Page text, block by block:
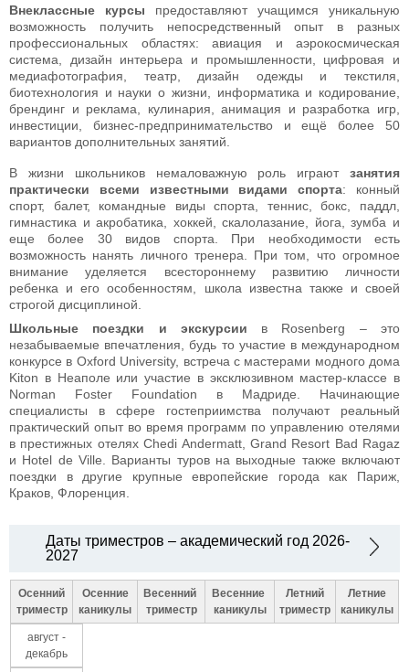
Внеклассные курсы предоставляют учащимся уникальную
возможность получить непосредственный опыт в разных
профессиональных областях: авиация и аэрокосмическая
система, дизайн интерьера и промышленности, цифровая и
медиафотография, театр, дизайн одежды и текстиля,
биотехнология и науки о жизни, информатика и кодирование,
брендинг и реклама, кулинария, анимация и разработка игр,
инвестиции, бизнес-предпринимательство и ещё более 50
вариантов дополнительных занятий.
В жизни школьников немаловажную роль играют занятия
практически всеми известными видами спорта: конный
спорт, балет, командные виды спорта, теннис, бокс, паддл,
гимнастика и акробатика, хоккей, скалолазание, йога, зумба и
еще более 30 видов спорта. При необходимости есть
возможность нанять личного тренера. При том, что огромное
внимание уделяется всестороннему развитию личности
ребенка и его особенностям, школа известна также и своей
строгой дисциплиной.
Школьные поездки и экскурсии в Rosenberg – это
незабываемые впечатления, будь то участие в международном
конкурсе в Oxford University, встреча с мастерами модного дома
Kiton в Неаполе или участие в эксклюзивном мастер-классе в
Norman Foster Foundation в Мадриде. Начинающие
специалисты в сфере гостеприимства получают реальный
практический опыт во время программ по управлению отелями
в престижных отелях Chedi Andermatt, Grand Resort Bad Ragaz
и Hotel de Ville. Варианты туров на выходные также включают
поездки в другие крупные европейские города как Париж,
Краков, Флоренция.
Даты триместров – академический год 2026-
2027
Осенний
триместр
Осенние
каникулы
Весенний
триместр
Весенние
каникулы
Летний
триместр
Летние
каникулы
август -
декабрь